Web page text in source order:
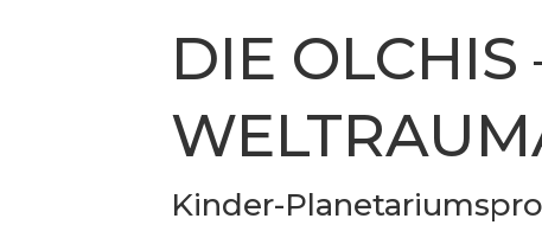
DIE OLCHIS
Kinder-